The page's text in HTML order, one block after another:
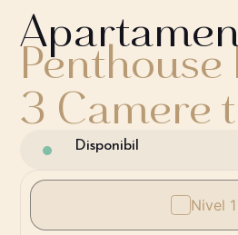
Penthouse
3 Camere
Disponibil
Nivel 1